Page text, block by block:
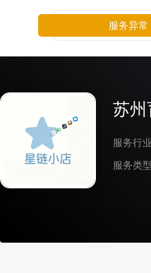
苏州
服务行业
服务类型
服务异